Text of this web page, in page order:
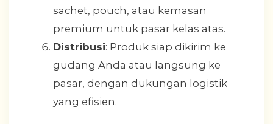
sachet, pouch, atau kemasan
premium untuk pasar kelas atas.
Distribusi: Produk siap dikirim ke
gudang Anda atau langsung ke
pasar, dengan dukungan logistik
yang efisien.